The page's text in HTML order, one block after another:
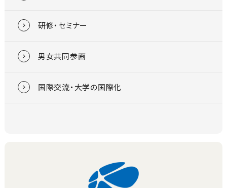
研修・セミナー
男女共同参画
国際交流・大学の国際化